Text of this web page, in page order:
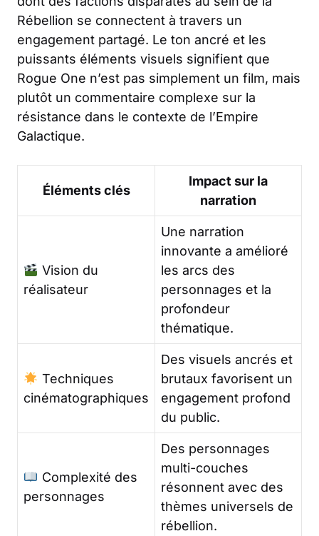
Rébellion se connectent à travers un
engagement partagé. Le ton ancré et les
puissants éléments visuels signifient que
Rogue One n’est pas simplement un film, mais
plutôt un commentaire complexe sur la
résistance dans le contexte de l’Empire
Galactique.
Éléments clés
Impact sur la
narration
Vision du
réalisateur
Une narration
innovante a amélioré
les arcs des
personnages et la
profondeur
thématique.
Techniques
cinématographiques
Des visuels ancrés et
brutaux favorisent un
engagement profond
du public.
Complexité des
personnages
Des personnages
multi-couches
résonnent avec des
thèmes universels de
rébellion.